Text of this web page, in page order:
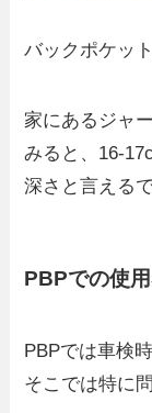
バックポケッ
家にあるジャ
みると、16-
深さと言える
PBPでの使
PBPでは車検
そこでは特に